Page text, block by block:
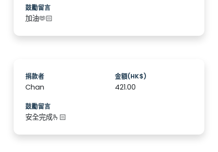
鼓勵留言
加油🫶🏻
捐款者
Chan
金額(HK$)
421.00
鼓勵留言
安全完成🫰🏻